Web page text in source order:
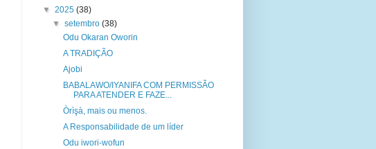
▼ 2025 (38)
▼setembro(38)
Odu Okaran Oworin
A TRADIÇÃO
Ajobi
BABALAWO/IYANIFA COM PERMISSÃO
PARA ATENDER E FAZE...
Òrìşà, mais ou menos.
A Responsabilidade de um líder
Odu iwori-wofun